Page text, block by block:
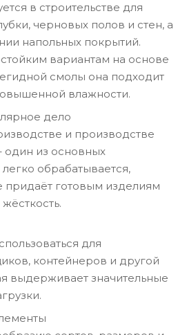
в строительстве для
черновых полов и стен, а
напольных покрытий.
вариантам на основе
смолы она подходит
влажности.
дело
и производстве
один из основных
обрабатывается,
придаёт готовым изделиям
для
контейнеров и другой
выдерживает значительные